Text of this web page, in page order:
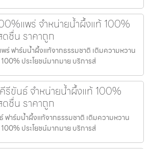
แพร่ จำหน่ายน้ำผึ้งแท้ 100%
ชื่น ราคาถูก
ร่ ฟาร์มน้ำผึ้งแท้จากธรรมชาติ เติมความหวาน
ประโยชน์มากมาย บริการส่
รีขันธ์ จำหน่ายน้ำผึ้งแท้ 100%
ชื่น ราคาถูก
ฟาร์มน้ำผึ้งแท้จากธรรมชาติ เติมความหวาน
ประโยชน์มากมาย บริการส่